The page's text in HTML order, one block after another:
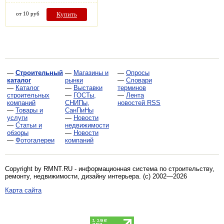
от 10 руб Купить
— Строительный
каталог
— Каталог
строительных
компаний
— Товары и
услуги
— Статьи и
обзоры
— Фотогалереи
— Магазины и
рынки
— Выставки
— ГОСТы,
СНИПы,
СанПиНы
— Новости
недвижимости
— Новости
компаний
— Опросы
— Словари
терминов
— Лента
новостей RSS
Copyright by RMNT.RU - информационная система по строительству,
ремонту, недвижимости, дизайну интерьера . (c) 2002—2026
Карта сайта